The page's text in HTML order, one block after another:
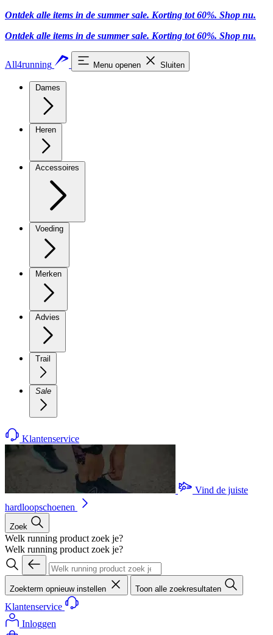
Ontdek alle items in de summer sale. Korting tot 60%. Shop nu.
Ontdek alle items in de summer sale. Korting tot 60%. Shop nu.
All4running Menu openen Sluiten
Dames
Heren
Accessoires
Voeding
Merken
Advies
Trail
Sale
Klantenservice
Vind de juiste
hardloopschoenen
Zoek
Welk running product zoek je?
Welk running product zoek je?
Zoekterm opnieuw instellen Toon alle zoekresultaten
Klantenservice
Inloggen